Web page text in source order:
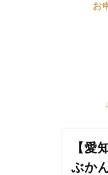
お
【愛
ぶか